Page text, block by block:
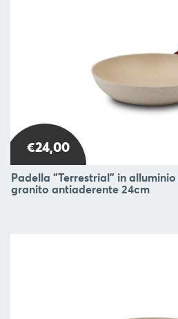
CONTATTACI
€24,00
Padella "Terrestrial" in
granito antiaderente 24cm